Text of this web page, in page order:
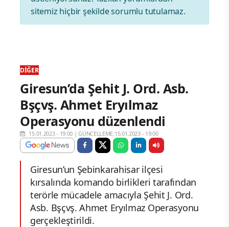
sitemiz hiçbir şekilde sorumlu tutulamaz.
DIĞER
Giresun’da Şehit J. Ord. Asb.
Bşçvş. Ahmet Eryılmaz
Operasyonu düzenlendi
15.01.2023 - 19:00 |GÜNCELLEME:15.01.2023 - 19:00
Giresun’un Şebinkarahisar ilçesi
kırsalında komando birlikleri tarafından
terörle mücadele amacıyla Şehit J. Ord.
Asb. Bşçvş. Ahmet Eryılmaz Operasyonu
gerçekleştirildi.